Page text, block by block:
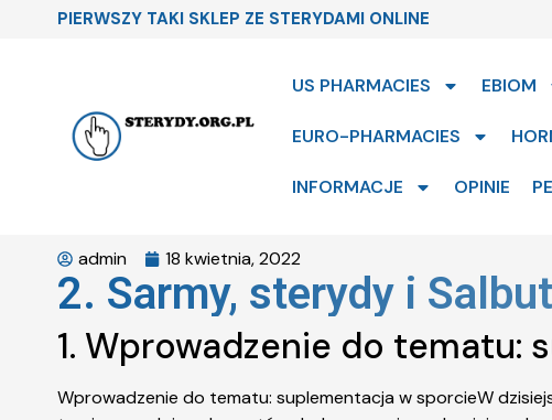
PIERWSZY TAKI SKLEP ZE STERYDAMI ONLINE
US PHARMACIES EBIOM
EURO-PHARMACIES
INFORMACJE OPINIE
admin 18 kwietnia, 2022
2. Sarmy, sterydy i
1. Wprowadzenie do tematu:
Wprowadzenie do tematu: suplementacja w sporcieW